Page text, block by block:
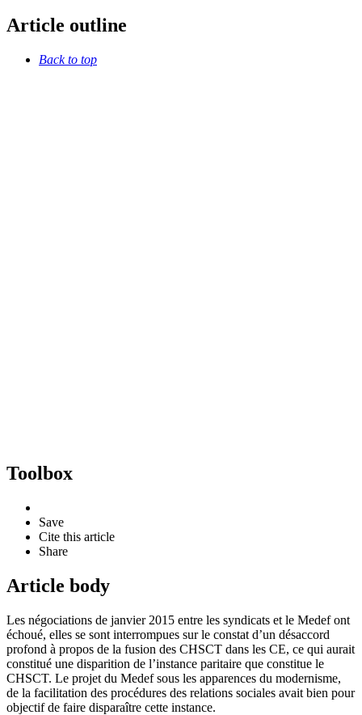
Article outline
Back to top
Toolbox
Save
Cite this article
Share
Article body
Les négociations de janvier 2015 entre les syndicats et le Medef ont
échoué, elles se sont interrompues sur le constat d’un désaccord
profond à propos de la fusion des CHSCT dans les CE, ce qui aurait
constitué une disparition de l’instance paritaire que constitue le
CHSCT. Le projet du Medef sous les apparences du modernisme,
de la facilitation des procédures des relations sociales avait bien pour
objectif de faire disparaître cette instance.